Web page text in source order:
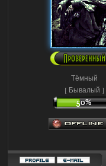
Тёмный
[ Бывалый ]